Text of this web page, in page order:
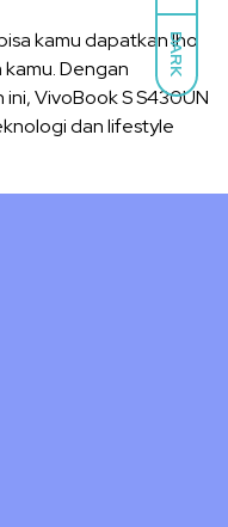
DARK
kamu dapatkan lho
Dengan
VivoBook S S430UN
dan lifestyle